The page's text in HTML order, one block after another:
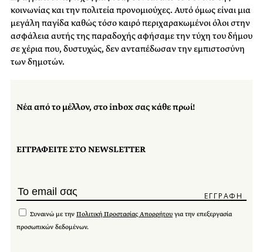
κοινωνίας και την πολιτεία προνομιούχες. Αυτό όμως είναι μια
μεγάλη παγίδα καθώς τόσο καιρό περιχαρακωμένοι όλοι στην
ασφάλεια αυτής της παραδοχής αφήσαμε την τύχη του δήμου
σε χέρια που, δυστυχώς, δεν ανταπέδωσαν την εμπιστοσύνη
των δημοτών.
Νέα από το μέλλον, στο inbox σας κάθε πρωί!
ΕΓΓΡΑΦΕΙΤΕ ΣΤΟ NEWSLETTER
Συναινώ με την Πολιτική Προστασίας Απορρήτου για την επεξεργασία
προσωπικών δεδομένων.